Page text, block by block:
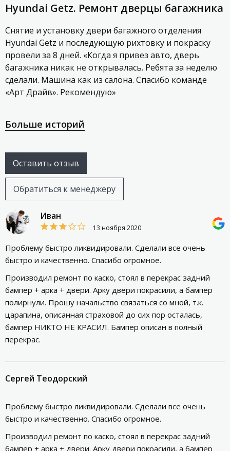
Hyundai Getz. Ремонт дверцы багажника
Снятие и установку двери багажного отделения
Hyundai Getz и последующую рихтовку и покраску
провели за 8 дней. «Когда я привез авто, дверь
багажника никак не открывалась. Ребята за неделю
сделали. Машина как из салона. Спасибо команде
«Арт Драйв». Рекомендую»
Больше историй
Оставить отзыв
Обратиться к менеджеру
Иван
13 ноября 2020
Проблему быстро ликвидировали. Сделали все очень
быстро и качественно. Спасибо огромное.
Производил ремонт по каско, стоял в перекрас задний
бампер + арка + двери. Арку двери покрасили, а бампер
полирнули. Прошу начальство связаться со мной, т.к.
царапина, описанная страховой до сих пор осталась,
бампер НИКТО НЕ КРАСИЛ. Бампер описан в полный
перекрас.
Сергей Теодорский
Проблему быстро ликвидировали. Сделали все очень
быстро и качественно. Спасибо огромное.
Производил ремонт по каско, стоял в перекрас задний
бампер + арка + двери. Арку двери покрасили, а бампер